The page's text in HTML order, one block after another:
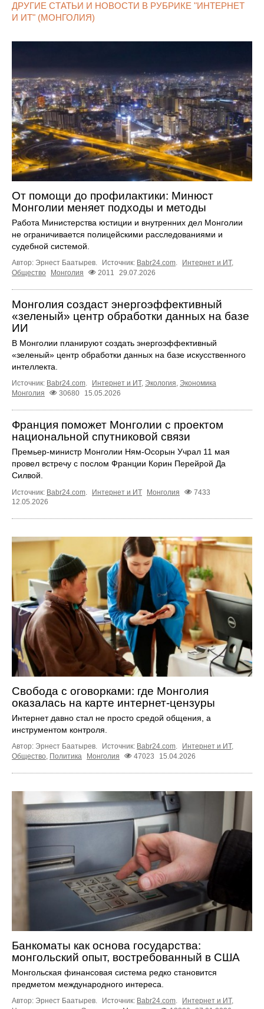
ДРУГИЕ СТАТЬИ И НОВОСТИ В РУБРИКЕ "ИНТЕРНЕТ
И ИТ" (МОНГОЛИЯ)
От помощи до профилактики: Минюст
Монголии меняет подходы и методы
Работа Министерства юстиции и внутренних дел Монголии
не ограничивается полицейскими расследованиями и
судебной системой.
Автор: Эрнест Баатырев. Источник: Babr24.com. Интернет и ИТ,
Общество
Монголия 2011 29.07.2026
Монголия создаст энергоэффективный
«зеленый» центр обработки данных на базе
ИИ
В Монголии планируют создать энергоэффективный
«зеленый» центр обработки данных на базе искусственного
интеллекта.
Источник: Babr24.com. Интернет и ИТ, Экология, Экономика
Монголия
30680 15.05.2026
Франция поможет Монголии с проектом
национальной спутниковой связи
Премьер-министр Монголии Ням-Осорын Учрал 11 мая
провел встречу с послом Франции Корин Перейрой Да
Силвой.
Источник: Babr24.com. Интернет и ИТ Монголия
7433
12.05.2026
Свобода с оговорками: где Монголия
оказалась на карте интернет-цензуры
Интернет давно стал не просто средой общения, а
инструментом контроля.
Автор: Эрнест Баатырев. Источник: Babr24.com Интернет и ИТ,
Общество, Политика Монголия 47023 15.04.2026
Банкоматы как основа государства:
монгольский опыт, востребованный в США
Монгольская финансовая система редко становится
предметом международного интереса.
Автор: Эрнест Баатырев. Источник: Babr24.com Интернет и ИТ,